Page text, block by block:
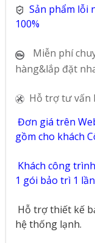
Sản phẩm lỗi
100%
Miễn phí
hàng&lắp đặt
Hỗ trợ tư vấn
Đơn giá trên
gồm cho khách
Khách công
1 gói bảo trì 1
Hỗ trợ thiết kế
hệ thống lạnh.